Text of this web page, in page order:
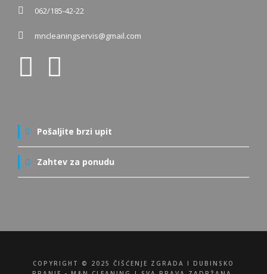
062/185-42-22
mncleaningservis@gmail.com
Pošaljite brzi upit
Zahtev za ponudu
COPYRIGHT © 2025 ČIŠĆENJE ZGRADA I DUBINSKO